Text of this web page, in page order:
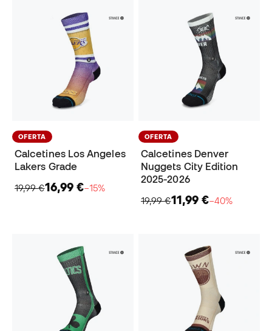
OFERTA
Calcetines Los Angeles
Lakers Grade
19,99 €16,99 €−15%
OFERTA
Calcetines Denver
Nuggets City Edition
2025-2026
19,99 €11,99 €−40%